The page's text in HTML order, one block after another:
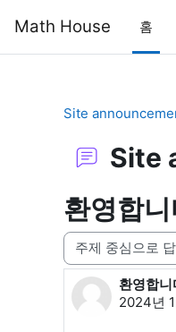
Math House 홈
Site
Site
환영합
표시 모드
환영합
2024년
Number